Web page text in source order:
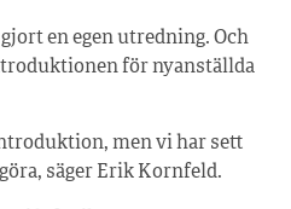
en egen utredning. Och
för nyanställda
men vi har sett
säger Erik Kornfeld.